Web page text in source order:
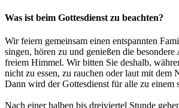
Was ist beim Gottesdienst zu beachten?
Wir feiern gemeinsam einen entspannten
singen, hören zu und genießen die besondere
freiem Himmel. Wir bitten Sie deshalb,
nicht zu essen, zu rauchen oder laut mit dem
Dann wird der Gottesdienst für alle zu einem
Nach einer halben bis dreiviertel Stunde